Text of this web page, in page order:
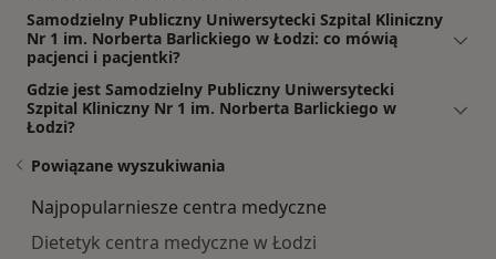
Samodzielny Publiczny Uniwersytecki Szpital Kliniczny
Nr 1 im. Norberta Barlickiego w Łodzi: co mówią
pacjenci i pacjentki?
Gdzie jest Samodzielny Publiczny Uniwersytecki
Szpital Kliniczny Nr 1 im. Norberta Barlickiego w
Łodzi?
Powiązane wyszukiwania
Najpopularniesze centra medyczne
Dietetyk centra medyczne w Łodzi